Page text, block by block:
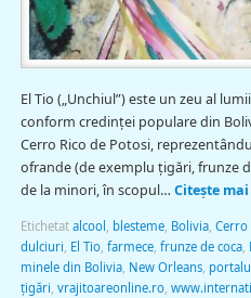
El Tio („Unchiul”) este un zeu al
conform credinței populare din
Cerro Rico de Potosi,
ofrande (de exemplu țigări, frunze
de la minori, în scopul… Citește
Etichetat alcool blesteme, Bolivia, Cerro
dulciuri El Tio, farmece, frunze de coca,
minele din Bolivia, New Orleans,
țigări vrajitoareonline.ro,